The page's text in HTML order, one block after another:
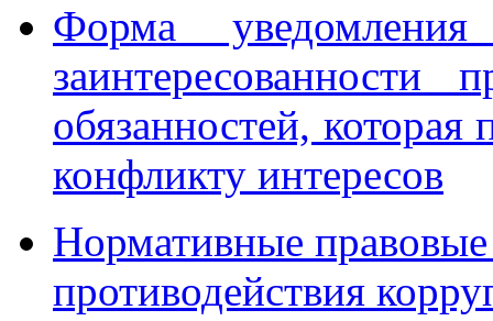
Форма
обязанностей,
конфликту интересов
Нормативные
противодействия